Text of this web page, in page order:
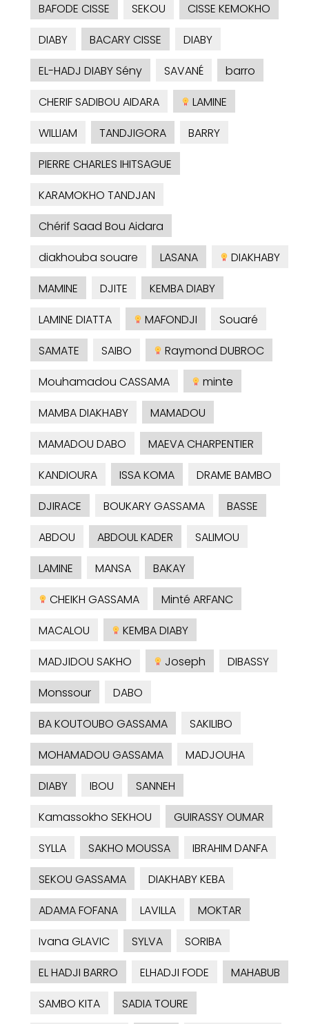
BAFODE CISSE
SEKOU
CISSE KEMOKHO
DIABY
BACARY CISSE
DIABY
EL-HADJ DIABY Sény
SAVANÉ
barro
CHERIF SADIBOU AIDARA
LAMINE
WILLIAM
TANDJIGORA
BARRY
PIERRE CHARLES IHITSAGUE
KARAMOKHO TANDJAN
Chérif Saad Bou Aidara
diakhouba souare
LASANA
DIAKHABY
MAMINE
DJITE
KEMBA DIABY
LAMINE DIATTA
MAFONDJI
Souaré
SAMATE
SAIBO
Raymond DUBROC
Mouhamadou CASSAMA
minte
MAMBA DIAKHABY
MAMADOU
MAMADOU DABO
MAEVA CHARPENTIER
KANDIOURA
ISSA KOMA
DRAME BAMBO
DJIRACE
BOUKARY GASSAMA
BASSE
ABDOU
ABDOUL KADER
SALIMOU
LAMINE
MANSA
BAKAY
CHEIKH GASSAMA
Minté ARFANC
MACALOU
KEMBA DIABY
MADJIDOU SAKHO
Joseph
DIBASSY
Monssour
DABO
BA KOUTOUBO GASSAMA
SAKILIBO
MOHAMADOU GASSAMA
MADJOUHA
DIABY
IBOU
SANNEH
Kamassokho SEKHOU
GUIRASSY OUMAR
SYLLA
SAKHO MOUSSA
IBRAHIM DANFA
SEKOU GASSAMA
DIAKHABY KEBA
ADAMA FOFANA
LAVILLA
MOKTAR
Ivana GLAVIC
SYLVA
SORIBA
EL HADJI BARRO
ELHADJI FODE
MAHABUB
SAMBO KITA
SADIA TOURE